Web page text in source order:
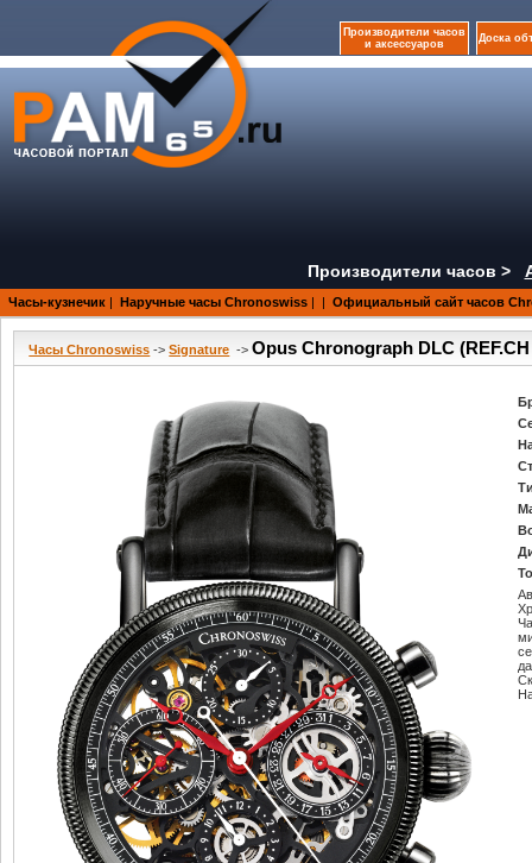
Производители часов
и аксессуаров
Доска
Производители часов >
Часы-кузнечик | Наручные часы Chronoswiss | | Официальный сайт часов
Часы Chronoswiss ->Signature ->Opus Chronograph DLC (REF.CH